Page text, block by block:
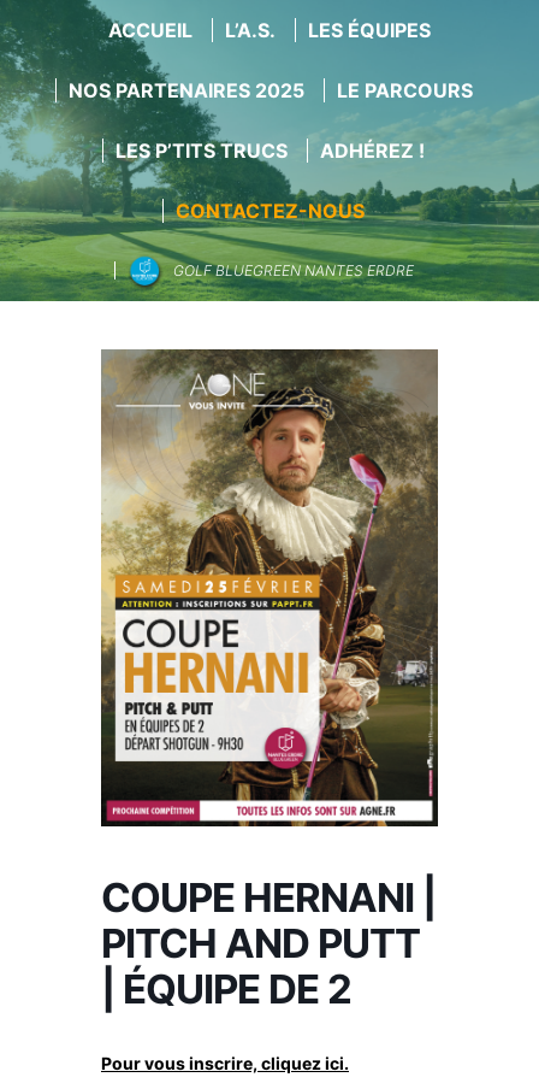
ACCUEIL L’A.S. LES ÉQUIPES
NOS PARTENAIRES 2025 LE PARCOURS
LES P’TITS TRUCS ADHÉREZ !
CONTACTEZ-NOUS
GOLF BLUEGREEN NANTES ERDRE
COUPE HERNANI |
PITCH AND PUTT
| ÉQUIPE DE 2
Pour vous inscrire, cliquez ici.